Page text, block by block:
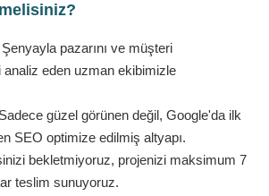
Şenyayla pazarını ve müşteri
analiz eden uzman ekibimizle
Sadece güzel görünen değil, Google'da ilk
SEO optimize edilmiş altyapı.
bekletmiyoruz, projenizi maksimum 7
teslim sunuyoruz.